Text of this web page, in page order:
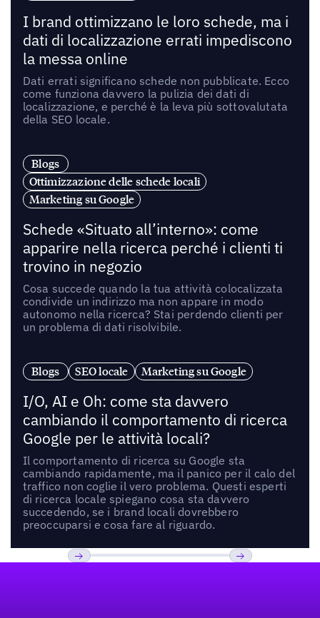
I brand ottimizzano le loro schede, ma i
dati di localizzazione errati impediscono
la messa online
Dati errati significano schede non pubblicate. Ecco
come funziona davvero la pulizia dei dati di
localizzazione, e perché è la leva più sottovalutata
della SEO locale.
Blogs
Ottimizzazione delle schede locali
Marketing su Google
Schede «Situato all’interno»: come
apparire nella ricerca perché i clienti ti
trovino in negozio
Cosa succede quando la tua attività colocalizzata
condivide un indirizzo ma non appare in modo
autonomo nella ricerca? Stai perdendo clienti per
un problema di dati risolvibile.
Blogs SEO locale Marketing su Google
I/O, AI e Oh: come sta davvero
cambiando il comportamento di ricerca
Google per le attività locali?
Il comportamento di ricerca su Google sta
cambiando rapidamente, ma il panico per il calo del
traffico non coglie il vero problema. Questi esperti
di ricerca locale spiegano cosa sta davvero
succedendo, se i brand locali dovrebbero
preoccuparsi e cosa fare al riguardo.